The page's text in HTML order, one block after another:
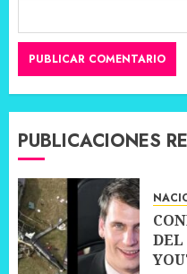
PUBLICACIONES
DEL